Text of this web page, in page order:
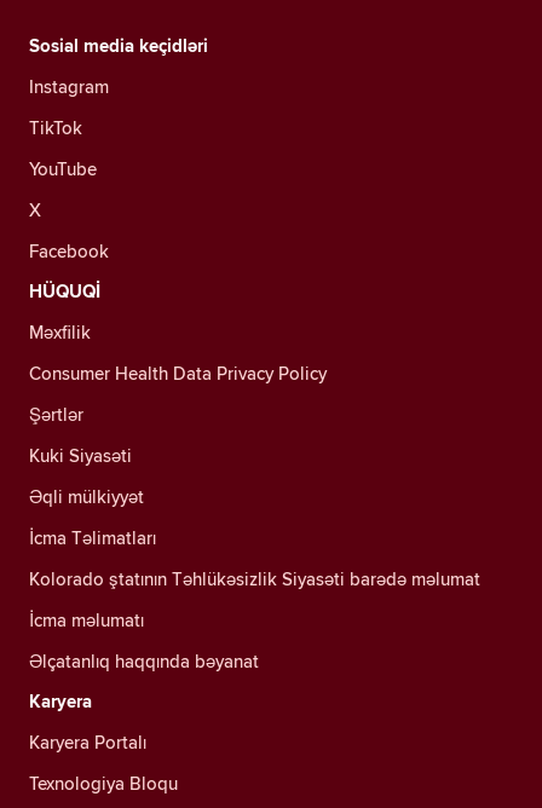
Sosial media keçidləri
Instagram
TikTok
YouTube
X
Facebook
HÜQUQİ
Məxfilik
Consumer Health Data Privacy Policy
Şərtlər
Kuki Siyasəti
Əqli mülkiyyət
İcma Təlimatları
Kolorado ştatının Təhlükəsizlik Siyasəti barədə məlumat
İcma məlumatı
Əlçatanlıq haqqında bəyanat
Karyera
Karyera Portalı
Texnologiya Bloqu